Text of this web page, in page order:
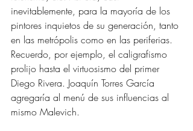
inevitablemente, para la mayoría de los
pintores inquietos de su generación, tanto
en las metrópolis como en las periferias.
Recuerdo, por ejemplo, el caligrafismo
prolijo hasta el virtuosismo del primer
Diego Rivera. Joaquín Torres García
agregaría al menú de sus influencias al
mismo Malevich.